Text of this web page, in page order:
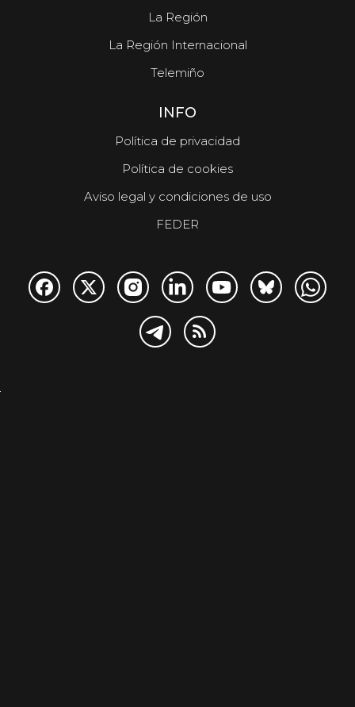
La Región
La Región Internacional
Telemiño
INFO
Política de privacidad
Política de cookies
Aviso legal y condiciones de uso
FEDER